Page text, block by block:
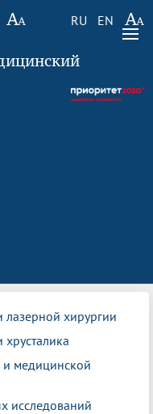
RU EN
лазерной хирургии
и медицинской
исследований